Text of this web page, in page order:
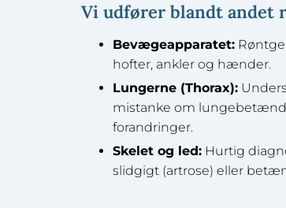
Vi udfører blandt andet
Bevægeapparatet:
hofter, ankler og hænder.
Lungerne (Thorax):
mistanke om
forandringer.
Skelet og led: Hurtig
slidgigt (artrose) eller